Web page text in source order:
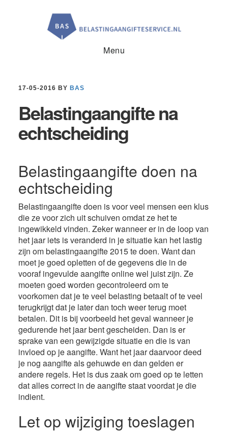
Menu
17-05-2016 BY BAS
Belastingaangifte na
echtscheiding
Belastingaangifte doen na
echtscheiding
Belastingaangifte doen is voor veel mensen een klus
die ze voor zich uit schuiven omdat ze het te
ingewikkeld vinden. Zeker wanneer er in de loop van
het jaar iets is veranderd in je situatie kan het lastig
zijn om belastingaangifte 2015 te doen. Want dan
moet je goed opletten of de gegevens die in de
vooraf ingevulde aangifte online wel juist zijn. Ze
moeten goed worden gecontroleerd om te
voorkomen dat je te veel belasting betaalt of te veel
terugkrijgt dat je later dan toch weer terug moet
betalen. Dit is bij voorbeeld het geval wanneer je
gedurende het jaar bent gescheiden. Dan is er
sprake van een gewijzigde situatie en die is van
invloed op je aangifte. Want het jaar daarvoor deed
je nog aangifte als gehuwde en dan gelden er
andere regels. Het is dus zaak om goed op te letten
dat alles correct in de aangifte staat voordat je die
indient.
Let op wijziging toeslagen